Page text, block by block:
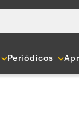
Periódicos